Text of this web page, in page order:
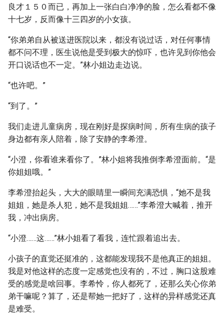
良才１５０而已，再加上一张白白净净的脸，怎么看都不像
十七岁，反而像十三四岁的小女孩。
“你弟弟自从被送进医院以来，都没有说过话，对任何事情
都不问不理，医生说他是受到极大的惊吓，也许见到你他会
开口说话也不一定。”林小姐边走边说。
“也许吧。”
“到了。”
我们走进儿童病房，现在刚好是探病时间，所有生病的孩子
身边都有亲人陪着，除了安静的李希澄。
“小澄，你看谁来看你了。”林小姐将我推倒李希澄面前。“是
你姐姐哦。”
李希澄抬起头，大大的眼睛里一瞬间充满恐惧，“她不是我
姐姐，她是杀人犯，她不是我姐姐……”李希澄大喊着，推开
我，冲出病房。
“小澄……这……”林小姐看了看我，连忙跟着追出去。
小孩子的直觉还挺准的，这都能发现我不是他真正的姐姐。
我是对他这样的态度一定感觉也没有的，不过，胸口这股难
受的感觉是啥回事。李希怜，你人都死了，还那么关心你弟
弟干嘛呢？算了，还是帮她一把好了，这样的异样感觉还真
是难受。